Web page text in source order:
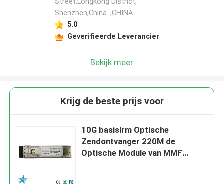
Shenzhen,China. ,CHINA
5.0
Geverifieerde Leverancier
Bekijk meer
Krijg de beste prijs voor
10G basislrm Optische
Zendontvanger 220M de
Optische Module van MMF